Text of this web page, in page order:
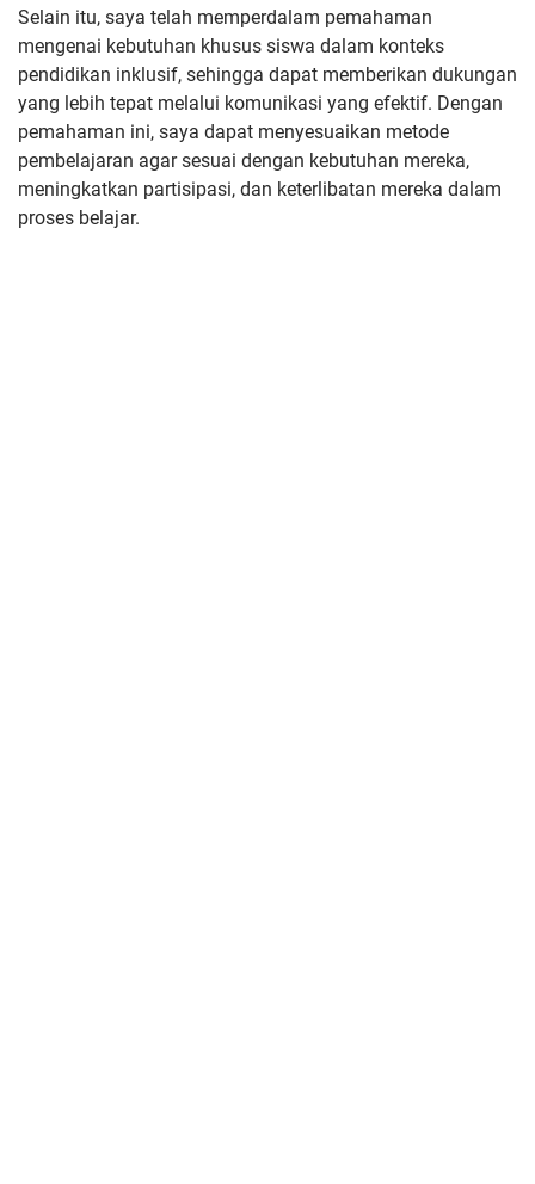
Selain itu, saya telah memperdalam pemahaman
mengenai kebutuhan khusus siswa dalam konteks
pendidikan inklusif, sehingga dapat memberikan dukungan
yang lebih tepat melalui komunikasi yang efektif. Dengan
pemahaman ini, saya dapat menyesuaikan metode
pembelajaran agar sesuai dengan kebutuhan mereka,
meningkatkan partisipasi, dan keterlibatan mereka dalam
proses belajar.